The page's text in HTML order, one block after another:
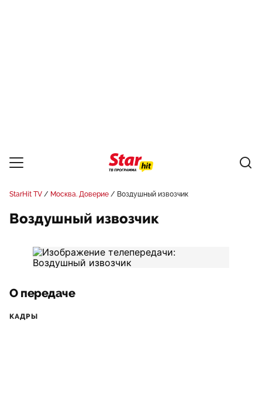
StarHit TV Москва. Доверие Воздушный извозчик
Воздушный извозчик
О передаче
КАДРЫ